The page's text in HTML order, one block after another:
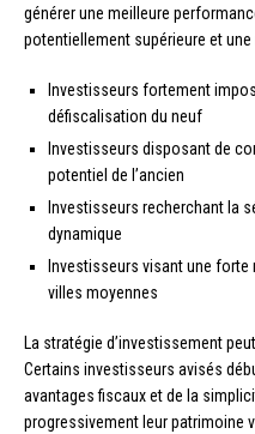
générer une meilleure
potentiellement supérieure et
Investisseurs fortement
défiscalisation du neuf
Investisseurs disposant de
potentiel de l’ancien
Investisseurs recherchant la
dynamique
Investisseurs visant une forte
villes moyennes
La stratégie d’investissement
Certains investisseurs avisés
avantages fiscaux et de la
progressivement leur patrimoine